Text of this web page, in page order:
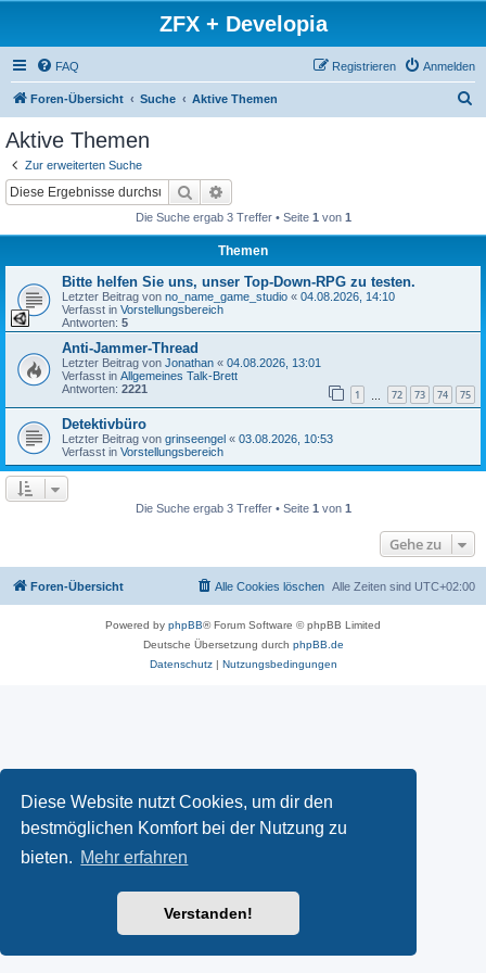
Diese Website nutzt Cookies, um dir den
bestmöglichen Komfort bei der Nutzung zu
bieten. Mehr erfahren
Verstanden!
ZFX + Developia
FAQ Anmelden
Registrieren
Foren-Übersicht Suche Aktive Themen
Aktive Themen
Zur erweiterten Suche
Suche
Die Suche ergab 3 Treffer • Seite 1 von 1
Themen
Bitte helfen Sie uns, unser Top-Down-RPG zu testen.
Letzter Beitrag von no_name_game_studio « 04.08.2026, 14:10
Verfasst in Vorstellungsbereich
Antworten: 5
Anti-Jammer-Thread
Letzter Beitrag von Jonathan « 04.08.2026, 13:01
Verfasst in Allgemeines Talk-Brett
Antworten: 2221 1 72 73 74 75
Detektivbüro
Letzter Beitrag von grinseengel « 03.08.2026, 10:53
Verfasst in Vorstellungsbereich
Die Suche ergab 3 Treffer • Seite 1 von 1
Gehe zu
Foren-Übersicht Alle Zeiten sind UTC+02:00
Alle Cookies löschen
Powered by phpBB® Forum Software © phpBB Limited
Deutsche Übersetzung durch phpBB.de
Datenschutz| Nutzungsbedingungen